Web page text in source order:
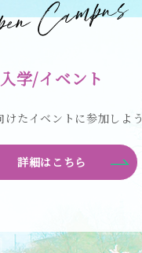
入学/イベント
けたイベントに参加しよう
詳細はこちら